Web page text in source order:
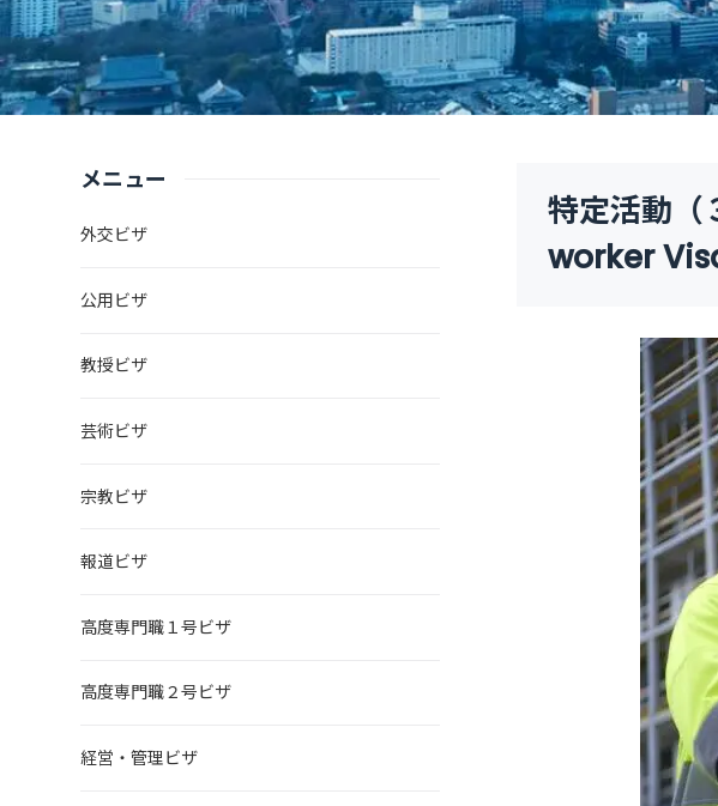
特定活動
worker
メニュー
外交ビザ
公用ビザ
教授ビザ
芸術ビザ
宗教ビザ
報道ビザ
高度専門職１号ビザ
高度専門職２号ビザ
経営・管理ビザ